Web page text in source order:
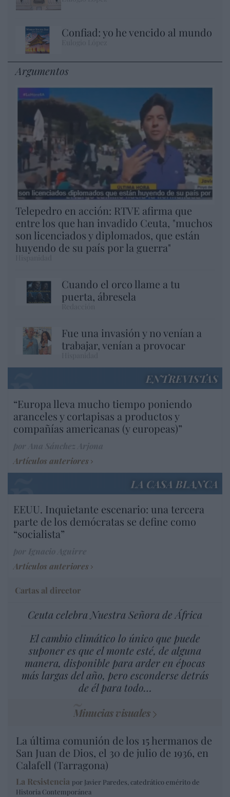
Confiad: yo he vencido al mundo
Argumentos
Telepedro en acción: RTVE afirma que
entre los que han invadido Ceuta, "muchos
son licenciados y diplomados, que están
huyendo de su país por la guerra"
Cuando el orco llame a tu
puerta, ábresela
Fue una invasión y no venían a
trabajar, venían a provocar
ENTREVISTAS
“Europa lleva mucho tiempo poniendo
aranceles y cortapisas a productos y
compañías americanas (y europeas)”
Artículos anteriores
LA CASA BLANCA
EEUU. Inquietante escenario: una tercera
parte de los demócratas se define como
“socialista”
Artículos anteriores
Cartas al director
Ceuta celebra Nuestra Señora de África
El cambio climático lo único que puede
suponer es que el monte esté, de alguna
manera, disponible para arder en épocas
más largas del año, pero esconderse detrás
de él para todo…
Minucias visuales
La última comunión de los 15 hermanos de
San Juan de Dios, el 30 de julio de 1936, en
Calafell (Tarragona)
La Resistencia por Javier Paredes, catedrático emérito de
Historia Contemporánea